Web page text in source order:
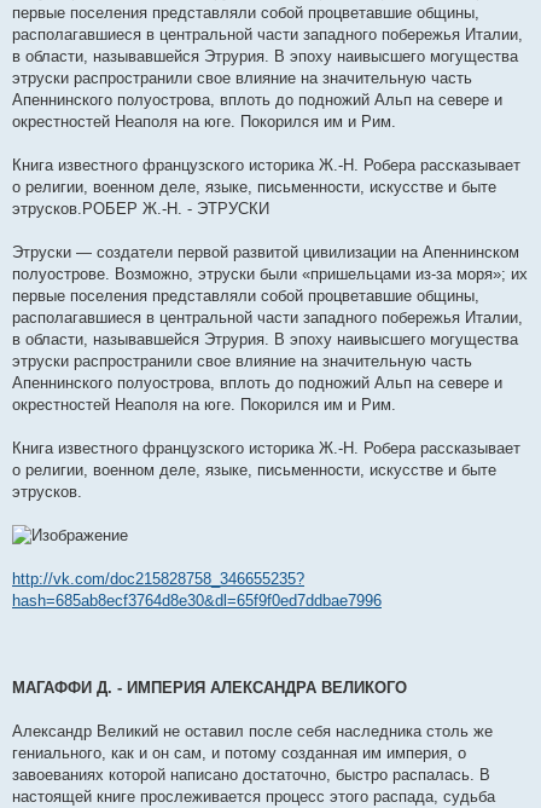
первые поселения представляли собой процветавшие общины,
располагавшиеся в центральной части западного побережья Италии,
в области, называвшейся Этрурия. В эпоху наивысшего могущества
этруски распространили свое влияние на значительную часть
Апеннинского полуострова, вплоть до подножий Альп на севере и
окрестностей Неаполя на юге. Покорился им и Рим.
Книга известного французского историка Ж.-Н. Робера рассказывает
о религии, военном деле, языке, письменности, искусстве и быте
этрусков.РОБЕР Ж.-Н. - ЭТРУСКИ
Этруски — создатели первой развитой цивилизации на Апеннинском
полуострове. Возможно, этруски были «пришельцами из-за моря»; их
первые поселения представляли собой процветавшие общины,
располагавшиеся в центральной части западного побережья Италии,
в области, называвшейся Этрурия. В эпоху наивысшего могущества
этруски распространили свое влияние на значительную часть
Апеннинского полуострова, вплоть до подножий Альп на севере и
окрестностей Неаполя на юге. Покорился им и Рим.
Книга известного французского историка Ж.-Н. Робера рассказывает
о религии, военном деле, языке, письменности, искусстве и быте
этрусков.
http://vk.com/doc215828758_346655235?
hash=685ab8ecf3764d8e30&dl=65f9f0ed7ddbae7996
МАГАФФИ Д. - ИМПЕРИЯ АЛЕКСАНДРА ВЕЛИКОГО
Александр Великий не оставил после себя наследника столь же
гениального, как и он сам, и потому созданная им империя, о
завоеваниях которой написано достаточно, быстро распалась. В
настоящей книге прослеживается процесс этого распада, судьба